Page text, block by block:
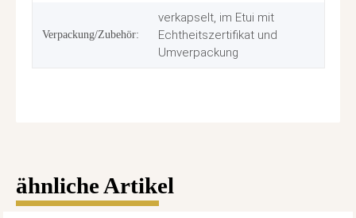
Verpackung/Zubehör:
verkapselt, im Etui mit
Echtheitszertifikat und
Umverpackung
ähnliche Artikel